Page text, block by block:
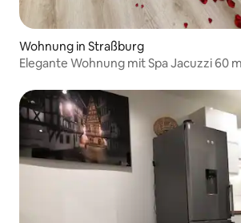
Wohnung in Straßburg
Elegante Wohnung mit Spa Jacuzzi 60